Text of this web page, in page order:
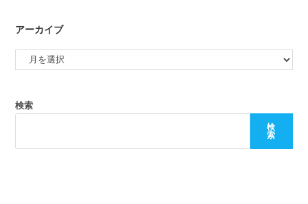
アーカイブ
検索
検
索